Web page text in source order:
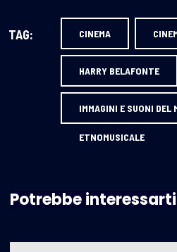
TAG: CINEMA
HARRY BELAFONTE
IMMAGINI E SUONI DEL
ETNOMUSICALE
Potrebbe